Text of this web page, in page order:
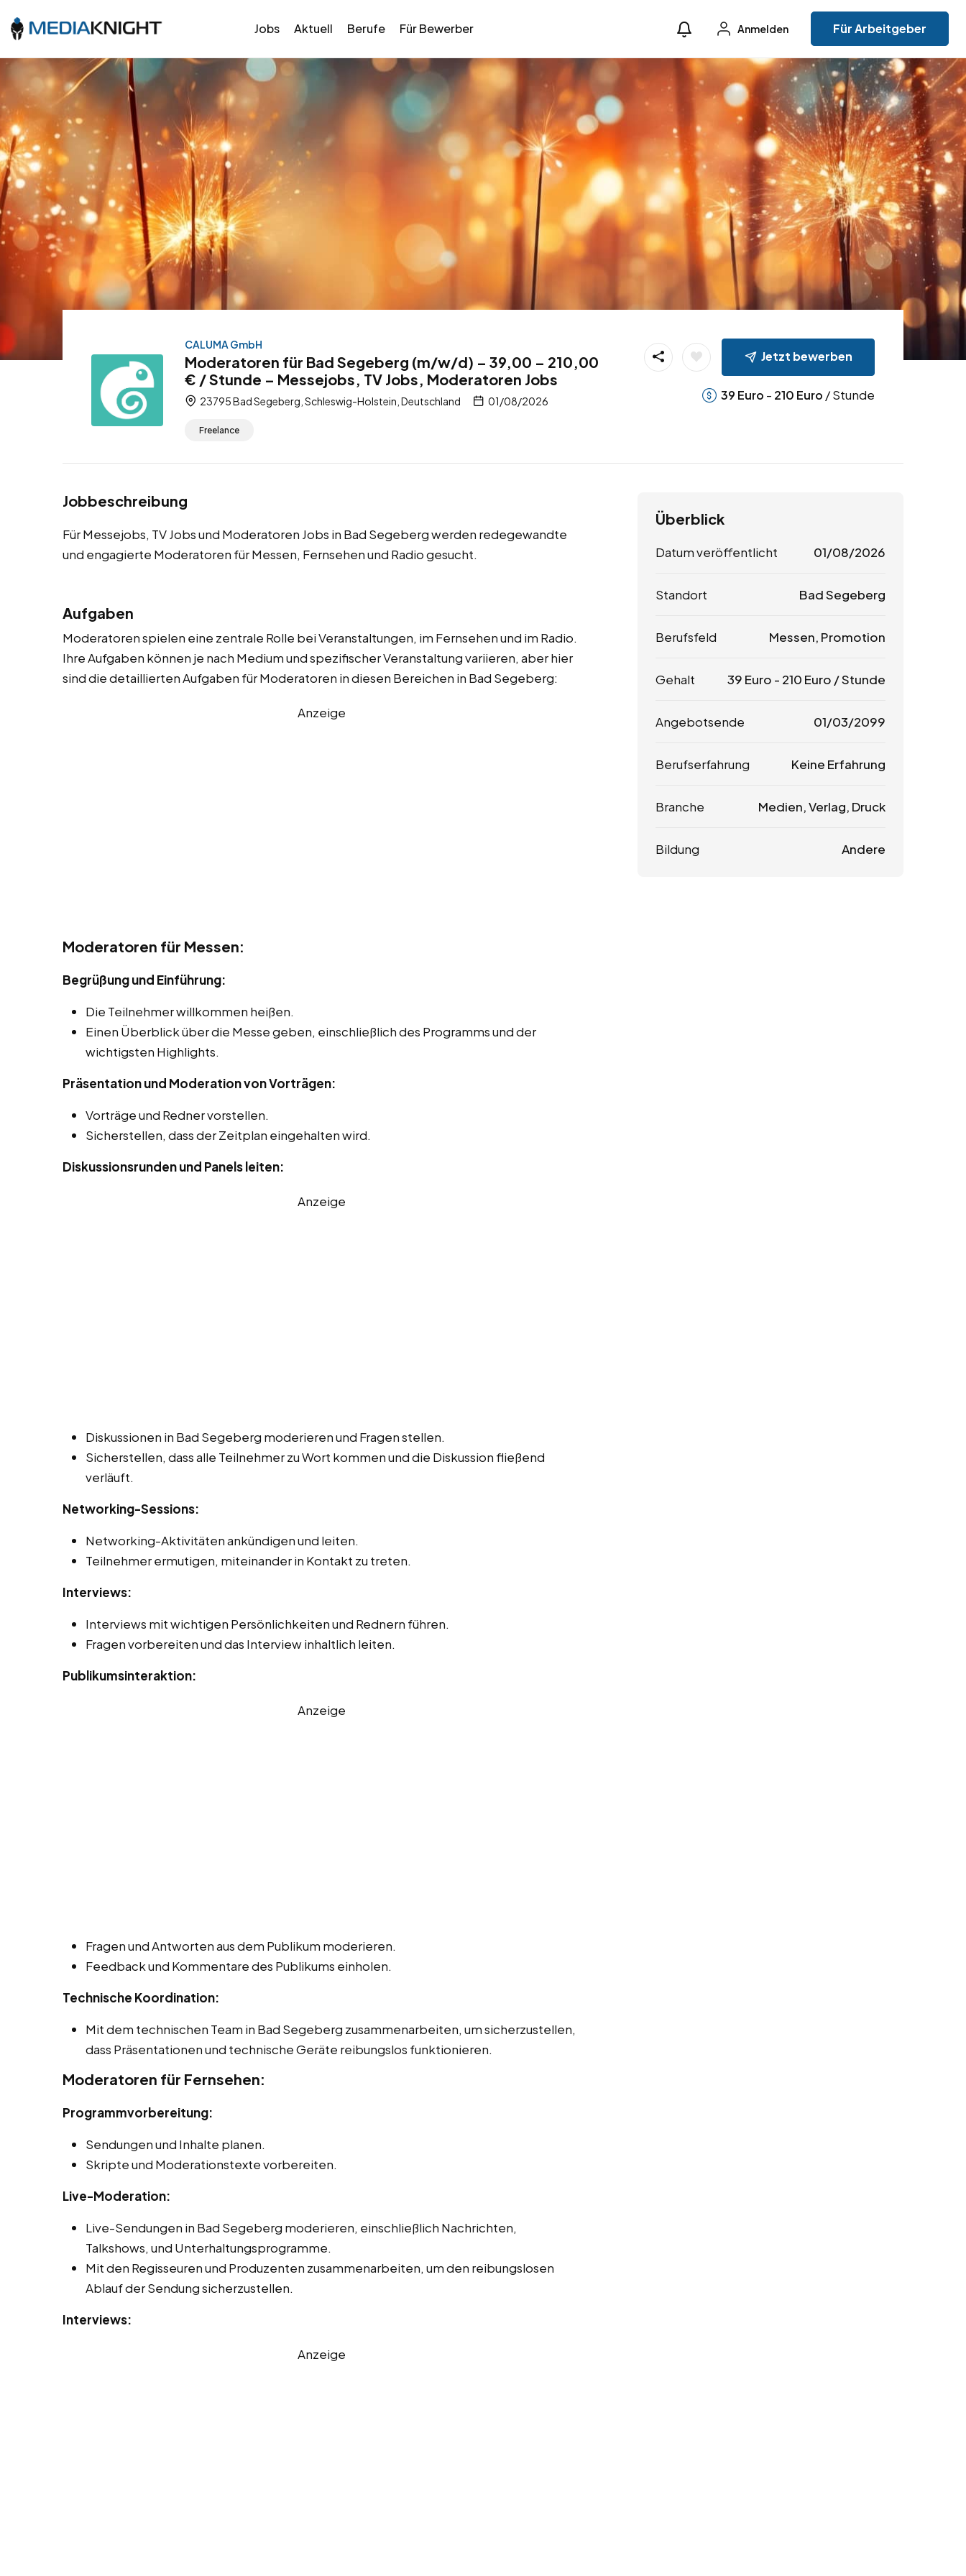
Jobs Aktuell Berufe Für Bewerber Anmelden Für Arbeitgeber
CALUMA GmbH
Moderatoren für Bad Segeberg (m/w/d) – 39,00 – 210,00
€ / Stunde – Messejobs, TV Jobs, Moderatoren Jobs
23795 Bad Segeberg, Schleswig-Holstein, Deutschland 01/08/2026
Freelance
Jetzt bewerben
39 Euro - 210 Euro / Stunde
Jobbeschreibung
Für Messejobs, TV Jobs und Moderatoren Jobs in Bad Segeberg werden redegewandte
und engagierte Moderatoren für Messen, Fernsehen und Radio gesucht.
Aufgaben
Moderatoren spielen eine zentrale Rolle bei Veranstaltungen, im Fernsehen und im Radio.
Ihre Aufgaben können je nach Medium und spezifischer Veranstaltung variieren, aber hier
sind die detaillierten Aufgaben für Moderatoren in diesen Bereichen in Bad Segeberg:
Anzeige
Moderatoren für Messen:
Begrüßung und Einführung:
Die Teilnehmer willkommen heißen.
Einen Überblick über die Messe geben, einschließlich des Programms und der
wichtigsten Highlights.
Präsentation und Moderation von Vorträgen:
Vorträge und Redner vorstellen.
Sicherstellen, dass der Zeitplan eingehalten wird.
Diskussionsrunden und Panels leiten:
Anzeige
Diskussionen in Bad Segeberg moderieren und Fragen stellen.
Sicherstellen, dass alle Teilnehmer zu Wort kommen und die Diskussion fließend
verläuft.
Networking-Sessions:
Networking-Aktivitäten ankündigen und leiten.
Teilnehmer ermutigen, miteinander in Kontakt zu treten.
Interviews:
Interviews mit wichtigen Persönlichkeiten und Rednern führen.
Fragen vorbereiten und das Interview inhaltlich leiten.
Publikumsinteraktion:
Anzeige
Fragen und Antworten aus dem Publikum moderieren.
Feedback und Kommentare des Publikums einholen.
Technische Koordination:
Mit dem technischen Team in Bad Segeberg zusammenarbeiten, um sicherzustellen,
dass Präsentationen und technische Geräte reibungslos funktionieren.
Moderatoren für Fernsehen:
Programmvorbereitung:
Sendungen und Inhalte planen.
Skripte und Moderationstexte vorbereiten.
Live-Moderation:
Live-Sendungen in Bad Segeberg moderieren, einschließlich Nachrichten,
Talkshows, und Unterhaltungsprogramme.
Mit den Regisseuren und Produzenten zusammenarbeiten, um den reibungslosen
Ablauf der Sendung sicherzustellen.
Interviews:
Anzeige
Überblick
Datum veröffentlicht 01/08/2026
Standort Bad Segeberg
Berufsfeld Messen, Promotion
Gehalt 39 Euro - 210 Euro / Stunde
Angebotsende 01/03/2099
Berufserfahrung Keine Erfahrung
Branche Medien, Verlag, Druck
Bildung Andere